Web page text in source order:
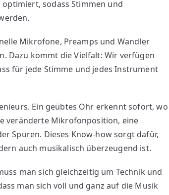
sodass Stimmen und
Mikrofone, Preamps und Wandler
Dazu kommt die Vielfalt: Wir verfügen
für jede Stimme und jedes Instrument
Ein geübtes Ohr erkennt sofort, wo
veränderte Mikrofonposition, eine
Spuren. Dieses Know-how sorgt dafür,
auch musikalisch überzeugend ist.
man sich gleichzeitig um Technik und
man sich voll und ganz auf die Musik